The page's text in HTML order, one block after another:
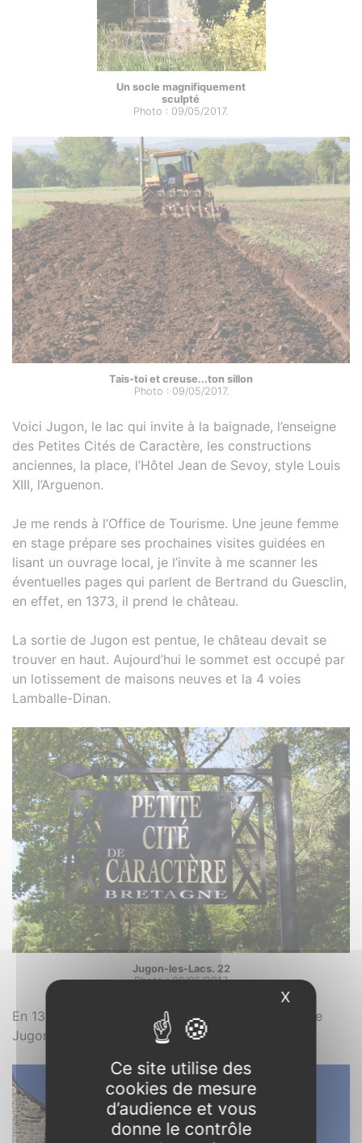
Un socle magnifiquement
sculpté
Photo : 09/05/2017.
Tais-toi et creuse...ton sillon
Photo : 09/05/2017.
Voici Jugon, le lac qui invite à la baignade, l’enseigne
des Petites Cités de Caractère, les constructions
anciennes, la place, l’Hôtel Jean de Sevoy, style Louis
XIII, l’Arguenon.
Je me rends à l’Office de Tourisme. Une jeune femme
en stage prépare ses prochaines visites guidées en
lisant un ouvrage local, je l’invite à me scanner les
éventuelles pages qui parlent de Bertrand du Guesclin,
en effet, en 1373, il prend le château.
La sortie de Jugon est pentue, le château devait se
trouver en haut. Aujourd’hui le sommet est occupé par
un lotissement de maisons neuves et la 4 voies
Lamballe-Dinan.
Jugon-les-Lacs. 22
Photo : 09/05/2017.
En 1373, Bertrand du Guesclin prend le château de
Jugon au duc Jean IV.
1
Ce site utilise des
cookies de mesure
d’audience et vous
donne le contrôle
X Masquer